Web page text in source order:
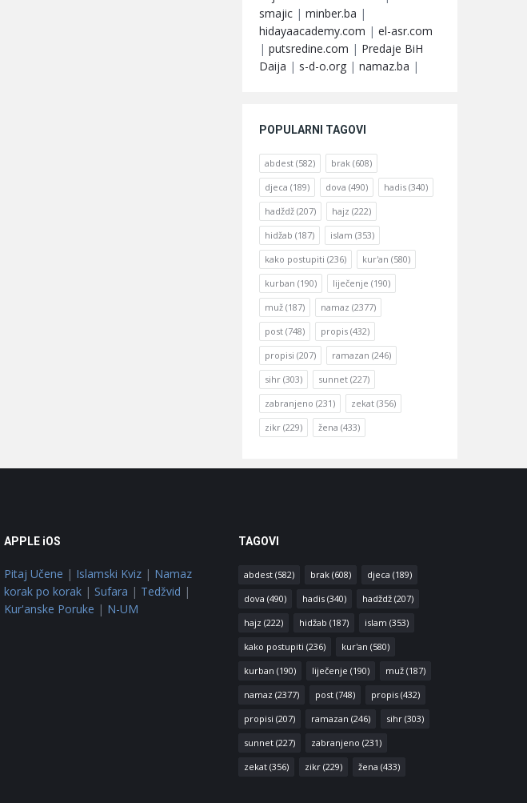
smajic | minber.ba |
hidayaacademy.com | el-asr.com
| putsredine.com | Predaje BiH
Daija | s-d-o.org | namaz.ba |
POPULARNI TAGOVI
abdest (582) brak (608)
djeca (189) dova (490) hadis (340)
hadždž (207) hajz (222)
hidžab (187) islam (353)
kako postupiti (236) kur'an (580)
kurban (190) liječenje (190)
muž (187) namaz (2377)
post (748) propis (432)
propisi (207) ramazan (246)
sihr (303) sunnet (227)
zabranjeno (231) zekat (356)
zikr (229) žena (433)
APPLE iOS
Pitaj Učene | Islamski Kviz | Namaz
korak po korak | Sufara | Tedžvid |
Kur'anske Poruke | N-UM
TAGOVI
abdest(582) brak(608) djeca (189)
dova (490) hadis(340) hadždž(207)
hajz (222) hidžab (187) islam (353)
kako postupiti (236) kur'an (580)
kurban (190) liječenje (190) muž(187)
namaz (2377) post(748) propis(432)
propisi (207) ramazan (246) sihr(303)
sunnet(227) zabranjeno (231)
zekat(356) zikr(229) žena (433)